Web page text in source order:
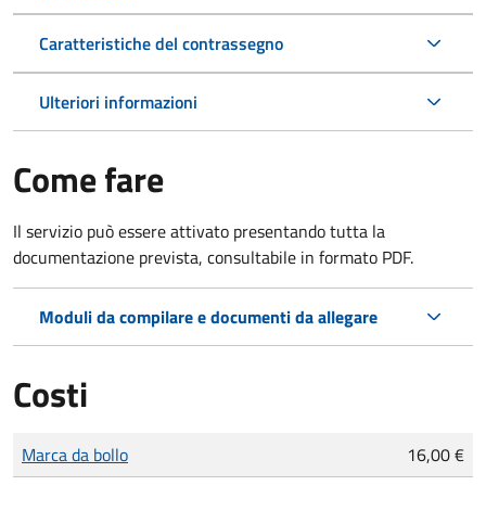
Caratteristiche del contrassegno
Ulteriori informazioni
Come fare
Il servizio può essere attivato presentando tutta la
documentazione prevista, consultabile in formato PDF.
Moduli da compilare e documenti da allegare
Costi
Tipo di pagamento
Importo
Marca da bollo 16,00 €